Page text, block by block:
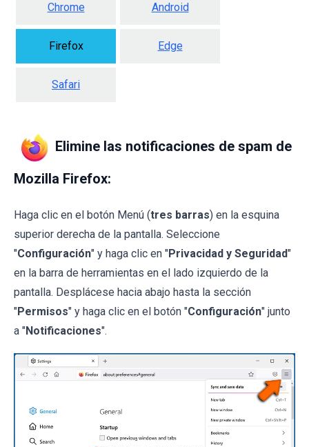
Chrome Android
Firefox Edge
Safari
Elimine las notificaciones de spam de
Mozilla Firefox:
Haga clic en el botón Menú (tres barras) en la esquina
superior derecha de la pantalla. Seleccione
"Configuración" y haga clic en "Privacidad y Seguridad"
en la barra de herramientas en el lado izquierdo de la
pantalla. Desplácese hacia abajo hasta la sección
"Permisos" y haga clic en el botón "Configuración" junto
a "Notificaciones".